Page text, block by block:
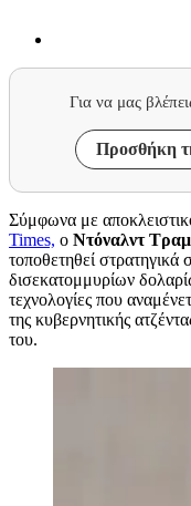
Για να μας
Προσθήκη
Σύμφωνα με
Times, ο Ντόναλντ
τοποθετηθεί στρατηγικά
δισεκατομμυρίων
τεχνολογίες που
της κυβερνητικής
του.